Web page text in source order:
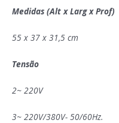
Medidas (Alt x Larg x Prof)
55 x 37 x 31,5 cm
Tensão
2~ 220V
3~ 220V/380V- 50/60Hz.